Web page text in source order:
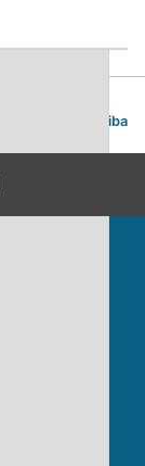
Volver arriba